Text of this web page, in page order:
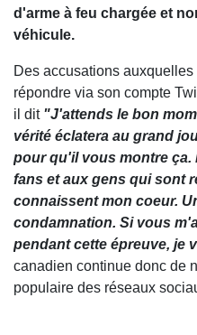
d'arme à feu chargée et
véhicule.
Des accusations
répondre via son compte
il dit "J'attends le bon
vérité éclatera au grand
pour qu'il vous montre ça.
fans et aux gens qui sont
connaissent mon coeur.
condamnation. Si vous
pendant cette épreuve, je
canadien continue donc de
populaire des réseaux